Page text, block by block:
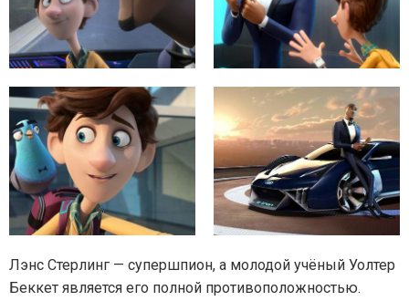
Лэнс Стерлинг — супершпион, а молодой учёный Уолтер
Беккет является его полной противоположностью.